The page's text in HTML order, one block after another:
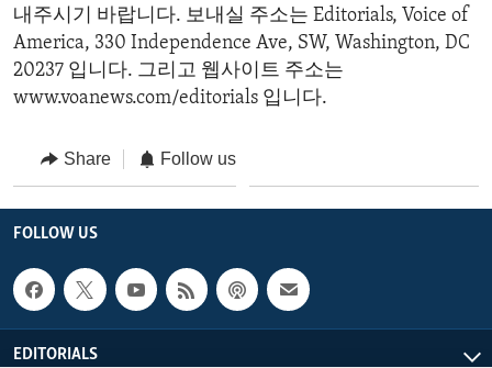
내주시기 바랍니다. 보내실 주소는 Editorials, Voice of
America, 330 Independence Ave, SW, Washington, DC
20237 입니다. 그리고 웹사이트 주소는
www.voanews.com/editorials 입니다.
Share Follow us
FOLLOW US
EDITORIALS